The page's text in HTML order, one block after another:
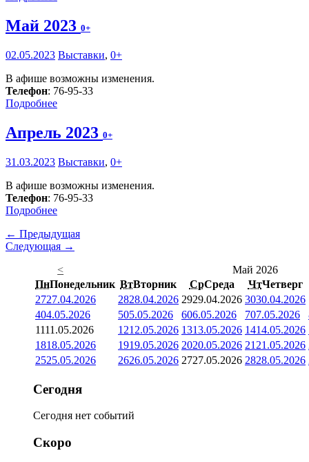
Май 2023 0+
02.05.2023 Выставки, 0+
В афише возможны изменения.
Телефон: 76-95-33
Подробнее
Апрель 2023 0+
31.03.2023 Выставки, 0+
В афише возможны изменения.
Телефон: 76-95-33
Подробнее
← Предыдущая
Следующая →
<
Май 2026
ПнПонедельник ВтВторник СрСреда ЧтЧетверг
2727.04.2026 2828.04.2026 2929.04.2026 3030.04.2026
404.05.2026 505.05.2026 606.05.2026 707.05.2026
1111.05.2026 1212.05.2026 1313.05.2026 1414.05.2026
1818.05.2026 1919.05.2026 2020.05.2026 21 21.05.2026
2525.05.2026 2626.05.2026 2727.05.2026 2828.05.2026
Сегодня
Сегодня нет событий
Скоро